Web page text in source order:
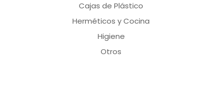
Cajas de Plástico
Herméticos y Cocina
Higiene
Otros